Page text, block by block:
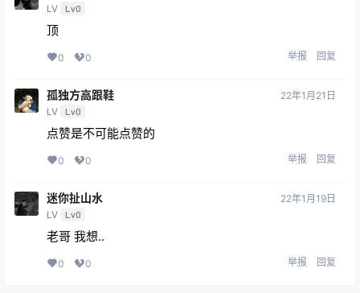
LV Lv0
顶
0 0 举报 回复
孤独方高跟鞋
LV Lv0
22年1月21日
点赞是不可能点赞的
0 0 举报 回复
迷你扯山水
LV Lv0
22年1月19日
老哥 我想..
0 0 举报 回复